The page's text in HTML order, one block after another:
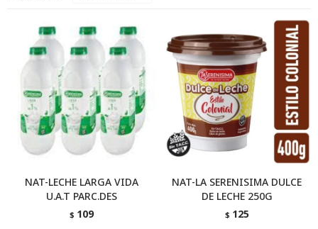
NAT-LECHE LARGA VIDA
U.A.T PARC.DES
$ 109
NAT-LA SERENISIMA DULCE
DE LECHE 250G
$ 125